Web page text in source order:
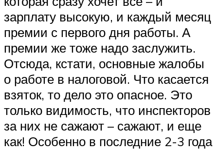
зарплату высокую, и каждый месяц
премии с первого дня работы. А
премии же тоже надо заслужить.
Отсюда, кстати, основные жалобы
о работе в налоговой. Что касается
взяток, то дело это опасное. Это
только видимость, что инспекторов
за них не сажают – сажают, и еще
как! Особенно в последние 2-3 года